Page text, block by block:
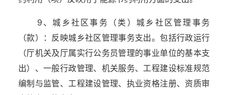
9、城乡社区事务（类）城乡社区管理事务
（款）：反映城乡社区管理事务支出。包括行政运行
（厅机关及厅属实行公务员管理的事业单位的基本支
出）、一般行政管理、机关服务、工程建设标准规范
编制与监管、工程建设管理、执业资格注册、资质审